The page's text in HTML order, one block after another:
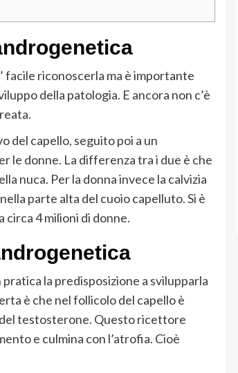
facile riconoscerla ma è importante
della patologia. E ancora non c’è
del capello, seguito poi a un
le donne. La differenza tra i due è che
nuca. Per la donna invece la calvizia
parte alta del cuoio capelluto. Si è
circa 4 milioni di donne.
la predisposizione a svilupparla
è che nel follicolo del capello è
testosterone. Questo ricettore
e culmina con l’atrofia. Cioè